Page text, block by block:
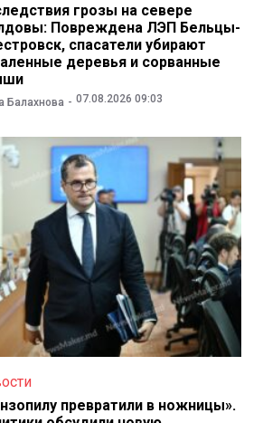
грозы на севере
Повреждена ЛЭП Бельцы-
спасатели убирают
деревья и сорванные
Балахнова 07.08.2026 09:03
превратили в ножницы».